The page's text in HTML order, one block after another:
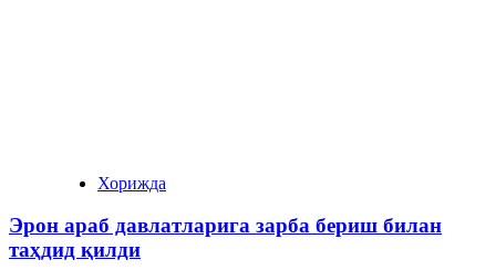
Хорижда
Эрон араб давлатларига зарба бериш билан
таҳдид қилди